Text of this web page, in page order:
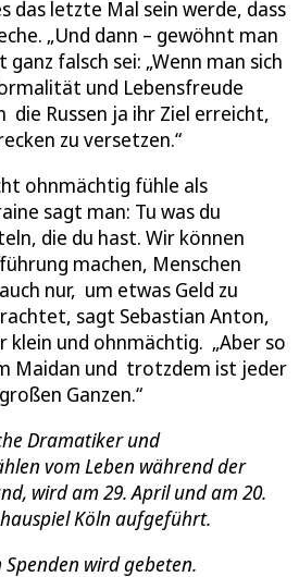
das letzte Mal sein werde, dass
„Und dann – gewöhnt man
ganz falsch sei: „Wenn man sich
und Lebensfreude
die Russen ja ihr Ziel erreicht,
zu versetzen.“
ohnmächtig fühle als
sagt man: Tu was du
die du hast. Wir können
machen, Menschen
nur, um etwas Geld zu
sagt Sebastian Anton,
klein und ohnmächtig. „Aber so
Maidan und trotzdem ist jeder
Ganzen.“
Dramatiker und
vom Leben während der
wird am 29. April und am 20.
Köln aufgeführt.
wird gebeten.